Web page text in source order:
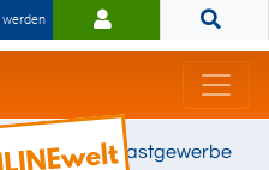
für das Gastgewerbe